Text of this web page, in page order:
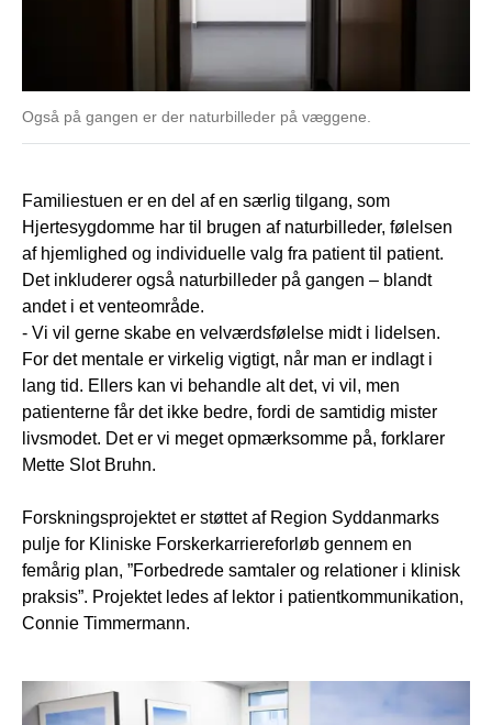
Også på gangen er der naturbilleder på væggene.
Familiestuen er en del af en særlig tilgang, som
Hjertesygdomme har til brugen af naturbilleder, følelsen
af hjemlighed og individuelle valg fra patient til patient.
Det inkluderer også naturbilleder på gangen – blandt
andet i et venteområde.
- Vi vil gerne skabe en velværdsfølelse midt i lidelsen.
For det mentale er virkelig vigtigt, når man er indlagt i
lang tid. Ellers kan vi behandle alt det, vi vil, men
patienterne får det ikke bedre, fordi de samtidig mister
livsmodet. Det er vi meget opmærksomme på, forklarer
Mette Slot Bruhn.
Forskningsprojektet er støttet af Region Syddanmarks
pulje for Kliniske Forskerkarriereforløb gennem en
femårig plan, ”Forbedrede samtaler og relationer i klinisk
praksis”. Projektet ledes af lektor i patientkommunikation,
Connie Timmermann.